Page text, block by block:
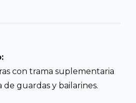
con trama suplementaria
guardas y bailarines.